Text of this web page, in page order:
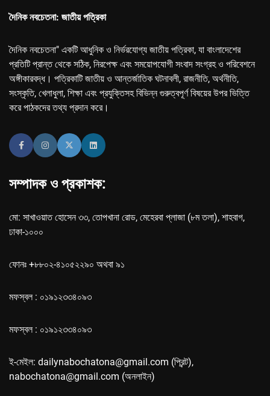
দৈনিক নবচেতনা: জাতীয় পত্রিকা
দৈনিক নবচেতনা" একটি আধুনিক ও নির্ভরযোগ্য জাতীয় পত্রিকা, যা বাংলাদেশের
প্রতিটি প্রান্ত থেকে সঠিক, নিরপেক্ষ এবং সময়োপযোগী সংবাদ সংগ্রহ ও পরিবেশনে
অঙ্গীকারবদ্ধ। পত্রিকাটি জাতীয় ও আন্তর্জাতিক ঘটনাবলী, রাজনীতি, অর্থনীতি,
সংস্কৃতি, খেলাধুলা, শিক্ষা এবং প্রযুক্তিসহ বিভিন্ন গুরুত্বপূর্ণ বিষয়ের উপর ভিত্তি
করে পাঠকদের তথ্য প্রদান করে।
সম্পাদক ও প্রকাশক:
মো: সাখাওয়াত হোসেন ৩৩, তোপখানা রোড, মেহেরবা প্লাজা (৮ম তলা), শাহবাগ,
ঢাকা-১০০০
ফোনঃ +৮৮০২-৪১০৫২২৯০ অথবা ৯১
মফস্বল : ০১৯১২৩৩৪০৯৩
মফস্বল : ০১৯১২৩৩৪০৯৩
ই-মেইল: dailynabochatona@gmail.com (প্রিন্ট),
nabochatona@gmail.com (অনলাইন)